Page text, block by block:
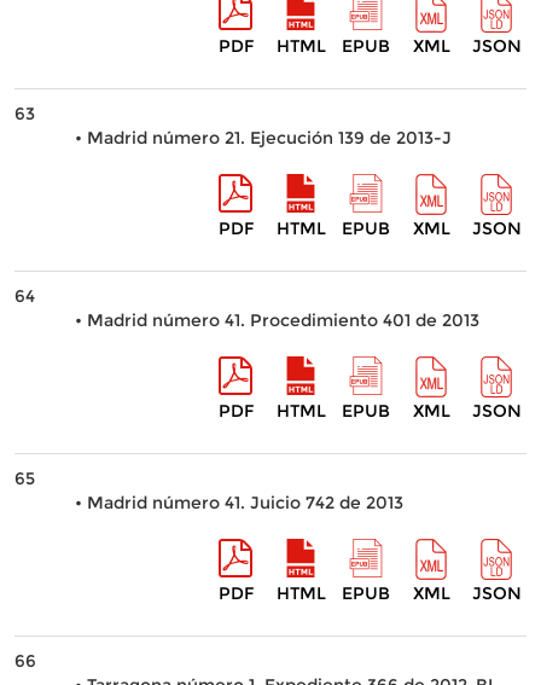
PDF HTML EPUB XML JSON
63
• Madrid número 21. Ejecución 139 de 2013-J
PDF HTML EPUB XML JSON
64
• Madrid número 41. Procedimiento 401 de 2013
PDF HTML EPUB XML JSON
65
• Madrid número 41. Juicio 742 de 2013
PDF HTML EPUB XML JSON
66